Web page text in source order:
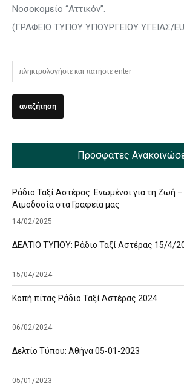
Νοσοκομείο “Αττικόν”.
(ΓΡΑΦΕΙΟ ΤΥΠΟΥ ΥΠΟΥΡΓΕΙΟΥ ΥΓΕΙΑΣ/
Πρόσφατες
Ράδιο Ταξί Αστέρας: Ενωμένοι για τη Ζωή
Αιμοδοσία στα Γραφεία μας
14/02/2025
ΔΕΛΤΙΟ ΤΥΠΟΥ: Ράδιο Ταξί Αστέρας 15/4/
15/04/2024
Κοπή πίτας Ράδιο Ταξί Αστέρας 2024
06/02/2024
Δελτίο Τύπου: Αθήνα 05-01-2023
05/01/2023